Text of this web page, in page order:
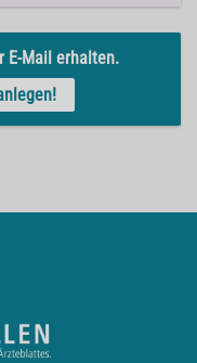
E-Mail erhalten.